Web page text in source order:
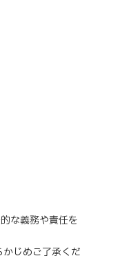
な義務や責任を
じめご了承くだ